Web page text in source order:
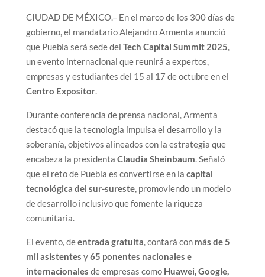
CIUDAD DE MÉXICO.– En el marco de los 300 días de
gobierno, el mandatario Alejandro Armenta anunció
que Puebla será sede delTech Capital Summit 2025,
un evento internacional que reunirá a expertos,
empresas y estudiantes del 15 al 17 de octubre en el
Centro Expositor.
Durante conferencia de prensa nacional, Armenta
destacó que la tecnología impulsa el desarrollo y la
soberanía, objetivos alineados con la estrategia que
encabeza la presidentaClaudia Sheinbaum. Señaló
que el reto de Puebla es convertirse en lacapital
tecnológica del sur-sureste, promoviendo un modelo
de desarrollo inclusivo que fomente la riqueza
comunitaria.
El evento, deentrada gratuita, contará con más de 5
mil asistentes y65 ponentes nacionales e
internacionales de empresas como Huawei, Google,